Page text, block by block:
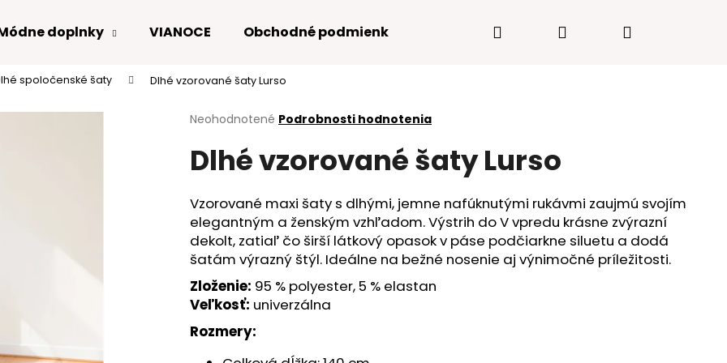
doplnky VIANOCE Obchodné podmienky Kontakty Hľadať PrihlásenieNákupný
spoločenské šaty Dlhé vzorované šaty Lurso
Priemerné
produktu
je
z
5
hviezdičiek.
Neohodnotené Podrobnosti hodnotenia
Dlhé vzorované šaty Lurso
Vzorované maxi šaty s dlhými, jemne nafúknutými rukávmi zaujmú svojím
elegantným a ženským vzhľadom. Výstrih do V vpredu krásne zvýrazní
dekolt, zatiaľ čo širší látkový opasok v páse podčiarkne siluetu a dodá
šatám výrazný štýl. Ideálne na bežné nosenie aj výnimočné príležitosti.
Zloženie: 95 % polyester, 5 % elastan
Veľkosť: univerzálna
Rozmery:
Čo potrebujete nájsť?
HĽADAŤ